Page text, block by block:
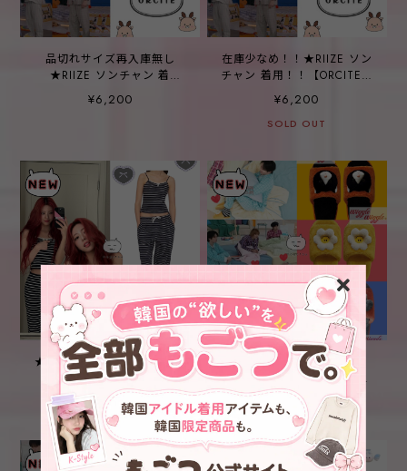
品切れサイズ再入庫無し
★RIIZE ソンチャン 着
用！！【ORCITE】男性
E110 ポルペロ 長袖 上下
¥6,200
在庫少なめ！！★RIIZE ソン
チャン 着用！！【ORCITE】
女性 E110 ポルペロ 長袖 上
下
¥6,200
SOLD OUT
★ITZY ユナ 着用！！【SEA
NEWYORK】(W)
BERNADETTE RIBBED
LONG PAJAMA SET
¥20,900
★Stray Kids リノ 着用！！
【WiggleWiggle】Smile
We Love
¥4,050